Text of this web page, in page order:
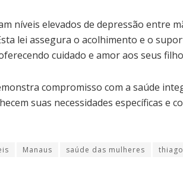
níveis elevados de depressão entre
lei assegura o acolhimento e o
cuidado e amor aos seus
compromisso com a saúde
suas necessidades específicas e
Manaus saúde das mulheres